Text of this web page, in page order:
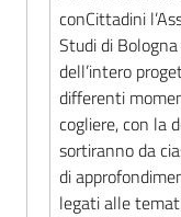
conCittadini
Studi di
dell’intero
differenti
cogliere, con la
sortiranno da
di
legati alle